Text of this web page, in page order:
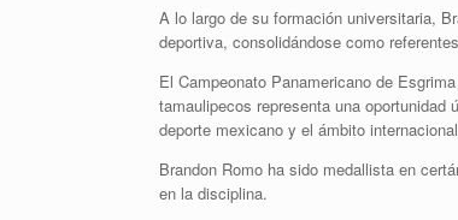
A lo largo de su formación universitaria,
deportiva, consolidándose como
El Campeonato Panamericano de
tamaulipecos representa una
deporte mexicano y el ámbito
Brandon Romo ha sido medallista en
en la disciplina.